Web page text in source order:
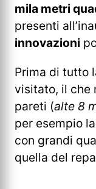
mila metri
presenti
innovazioni
Prima di tutto
visitato, il che
pareti (alte 8
per esempio
con grandi
quella del